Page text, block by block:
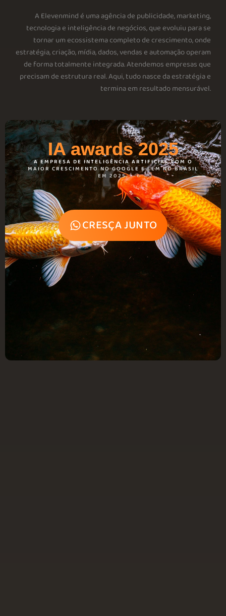
A Elevenmind é uma agência de publicidade, marketing,
tecnologia e inteligência de negócios, que evoluiu para se
tornar um ecossistema completo de crescimento, onde
estratégia, criação, mídia, dados, vendas e automação operam
de forma totalmente integrada. Atendemos empresas que
precisam de estrutura real. Aqui, tudo nasce da estratégia e
termina em resultado mensurável.
IA awards 2025
A EMPRESA DE INTELIGÊNCIA ARTIFICIAL COM O
MAIOR CRESCIMENTO NO GOOGLE E LLM NO BRASIL
EM 2025.
CRESÇA JUNTO